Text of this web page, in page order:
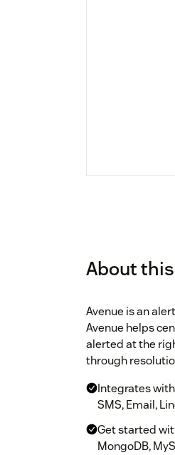
About
Avenue is an
Avenue helps
alerted at the
through
Integrates
SMS, Email,
Get started
MongoDB,